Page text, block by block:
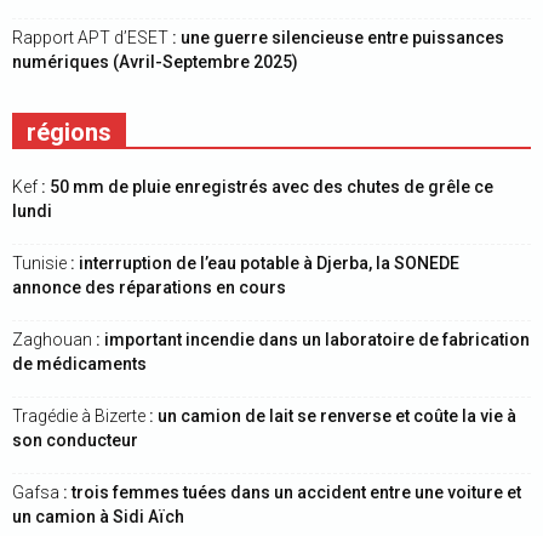
Rapport APT d’ESET : une guerre silencieuse entre puissances
numériques (Avril-Septembre 2025)
régions
Kef : 50 mm de pluie enregistrés avec des chutes de grêle ce
lundi
Tunisie : interruption de l’eau potable à Djerba, la SONEDE
annonce des réparations en cours
Zaghouan : important incendie dans un laboratoire de fabrication
de médicaments
Tragédie à Bizerte : un camion de lait se renverse et coûte la vie à
son conducteur
Gafsa : trois femmes tuées dans un accident entre une voiture et
un camion à Sidi Aïch